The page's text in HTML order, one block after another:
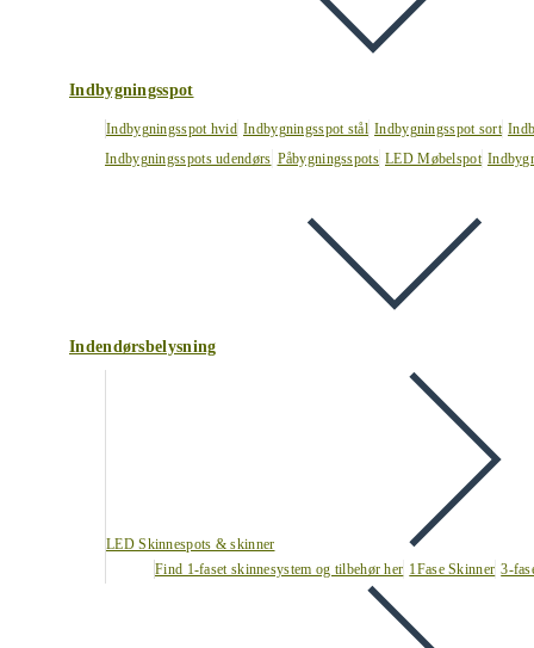
Indbygningsspot
Indbygningsspot hvid Indbygningsspot stål Indbygningsspot sort
Indbygningsspots udendørs Påbygningsspots LED Møbelspot
Indendørsbelysning
LED Skinnespots & skinner
Find 1-faset skinnesystem og tilbehør her 1Fase Skinner 3-